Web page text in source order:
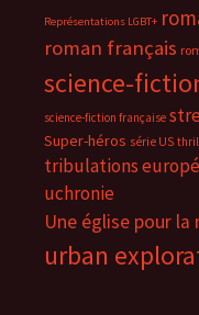
Représentations LGBT+
roman français
science-
science-fiction française
Super-héros série US
tribulations
uchronie
Une église pour la
urban